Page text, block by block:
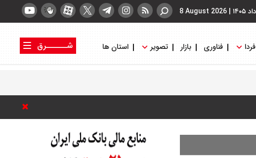
|
8 August 2026
فردا فناوری بازار تصویر استان ها
شــــــرق